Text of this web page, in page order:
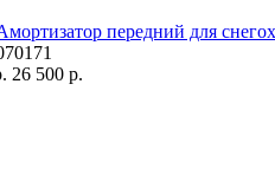
передний для
26 500 р.